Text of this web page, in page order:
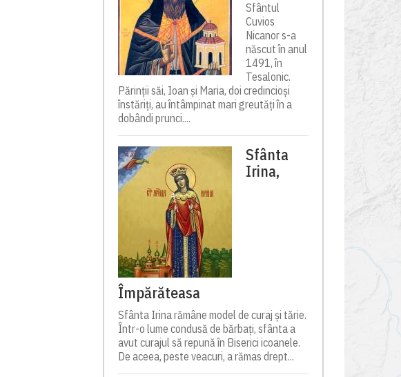
Sfântul
Cuvios
Nicanor s-a
născut în anul
1491, în
Tesalonic.
Părinții săi, Ioan și Maria, doi credincioși
înstăriți, au întâmpinat mari greutăți în a
dobândi prunci....
Sfânta
Irina,
Împărăteasa
Sfânta Irina rămâne model de curaj și tărie.
Într-o lume condusă de bărbați, sfânta a
avut curajul să repună în Biserici icoanele.
De aceea, peste veacuri, a rămas drept...